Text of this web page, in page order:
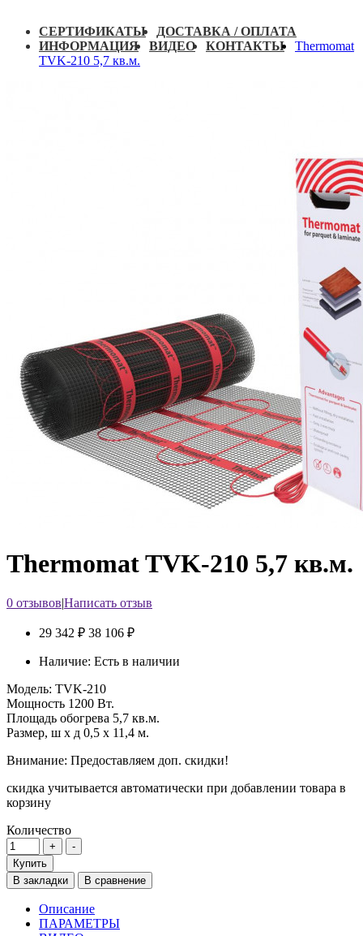
СЕРТИФИКАТЫ
ДОСТАВКА / ОПЛАТА
ИНФОРМАЦИЯ
ВИДЕО КОНТАКТЫ
Thermomat
TVK-210 5,7 кв.м.
Thermomat TVK-210 5,7 кв.м.
0 отзывов|Написать отзыв
29 342 ₽ 38 106 ₽
Наличие: Есть в наличии
Модель: TVK-210
Мощность 1200 Вт.
Площадь обогрева 5,7 кв.м.
Размер, ш х д 0,5 x 11,4 м.
Внимание: Предоставляем доп. скидки!
скидка учитывается автоматически при добавлении товара в
корзину
Количество
Купить
В закладки
В сравнение
Описание
ПАРАМЕТРЫ